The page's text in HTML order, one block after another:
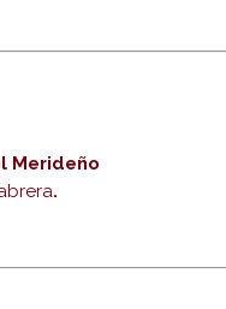
Merideño
.